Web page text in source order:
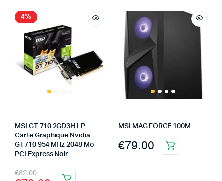
4%
MSI GT 710 2GD3H LP
Carte Graphique Nvidia
GT710 954 MHz 2048 Mo
PCI Express Noir
€82.00
MSI MAG FORGE 100M
€79.00